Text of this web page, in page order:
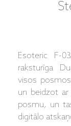
Esoteric F-
raksturīga
visos
un beidzot ar
posmu, un
digitālo